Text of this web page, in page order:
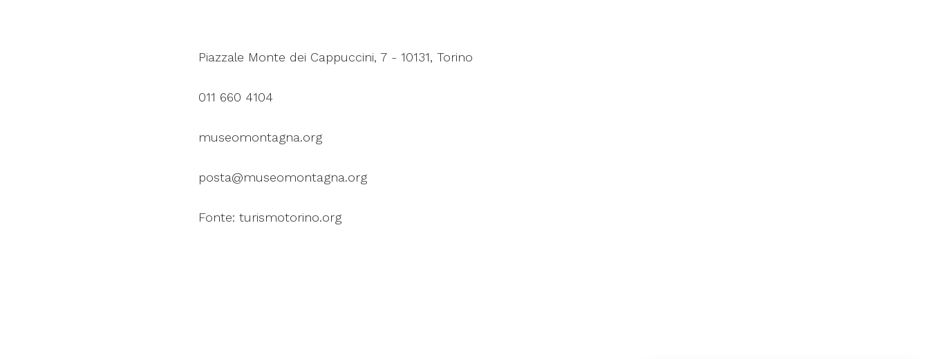
Piazzale Monte dei Cappuccini, 7 - 10131, Torino
011 660 4104
museomontagna.org
posta@museomontagna.org
Fonte: turismotorino.org